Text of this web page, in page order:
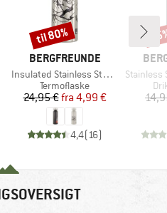
MÆRKE
BERGFREUNDE
Artikel
Insulated Stainless Steel Bottle 500ml
Produktgruppe
Termoflaske
Pris
24,95 € Nedsat pris
fra 4,99 €
4,4(16)
Rabat
til 80%
Artikel
Stainless